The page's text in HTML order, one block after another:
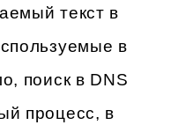
текст в
в
поиск в DNS
процесс, в